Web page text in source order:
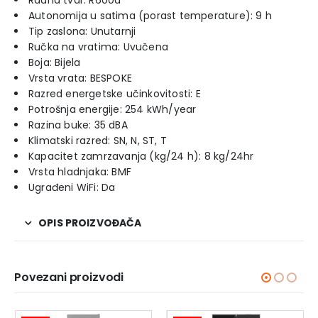
Autonomija u satima (porast temperature): 9 h
Tip zaslona: Unutarnji
Ručka na vratima: Uvučena
Boja: Bijela
Vrsta vrata: BESPOKE
Razred energetske učinkovitosti: E
Potrošnja energije: 254 kWh/year
Razina buke: 35 dBA
Klimatski razred: SN, N, ST, T
Kapacitet zamrzavanja (kg/24 h): 8 kg/24hr
Vrsta hladnjaka: BMF
Ugrađeni WiFi: Da
OPIS PROIZVOĐAČA
Povezani proizvodi